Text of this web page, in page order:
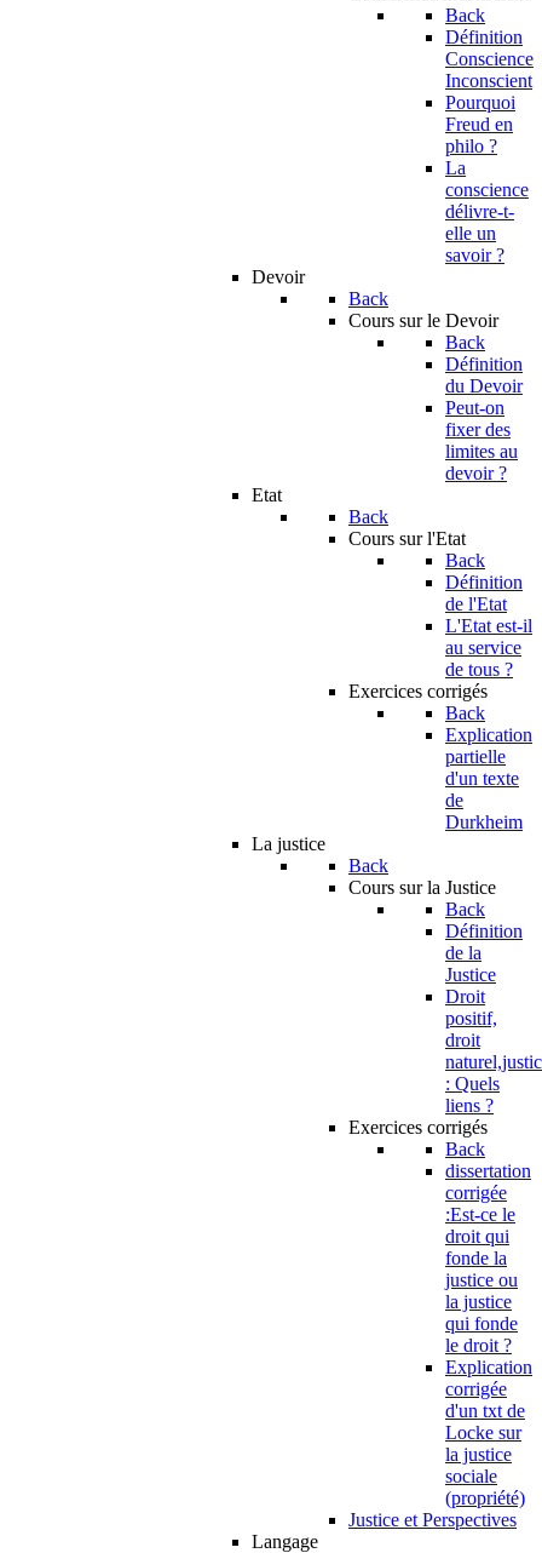
Back
Définition
Conscience
Inconscient
Pourquoi
Freud en
philo ?
La
conscience
délivre-t-
elle un
savoir ?
Devoir
Back
Cours sur le Devoir
Back
Définition
du Devoir
Peut-on
fixer des
limites au
devoir ?
Etat
Back
Cours sur l'Etat
Back
Définition
de l'Etat
L'Etat est-il
au service
de tous ?
Exercices corrigés
Back
Explication
partielle
d'un texte
de
Durkheim
La justice
Back
Cours sur la Justice
Back
Définition
de la
Justice
Droit
positif,
droit
: Quels
liens ?
Exercices corrigés
Back
dissertation
corrigée
:Est-ce le
droit qui
fonde la
justice ou
la justice
qui fonde
le droit ?
Explication
corrigée
d'un txt de
Locke sur
la justice
sociale
(propriété)
Justice et Perspectives
Langage